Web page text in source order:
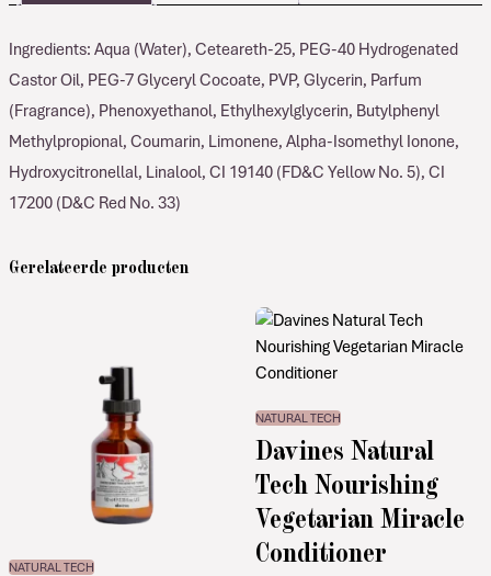
Ingredients: Aqua (Water), Ceteareth-25, PEG-40 Hydrogenated
Castor Oil, PEG-7 Glyceryl Cocoate, PVP, Glycerin, Parfum
(Fragrance), Phenoxyethanol, Ethylhexylglycerin, Butylphenyl
Methylpropional, Coumarin, Limonene, Alpha-Isomethyl Ionone,
Hydroxycitronellal, Linalool, CI 19140 (FD&C Yellow No. 5), CI
17200 (D&C Red No. 33)
Gerelateerde producten
NATURAL TECH
NATURAL TECH
Davines Natural
Tech Nourishing
Vegetarian Miracle
Conditioner